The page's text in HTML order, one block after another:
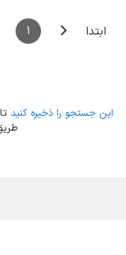
ابتدا 1
این جستجو را ذخیره کنید